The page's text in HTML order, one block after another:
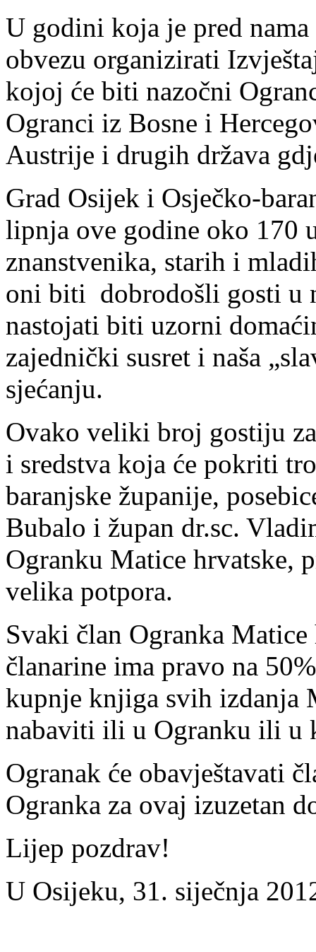
U godini koja je pred
obvezu organizirati
kojoj će biti nazočni
Ogranci iz Bosne i
Austrije i drugih država
Grad Osijek i Osječko-
lipnja ove godine oko 170
znanstvenika, starih i
oni biti dobrodošli gosti u
nastojati biti uzorni
zajednički susret i naša
sjećanju.
Ovako veliki broj gostiju
i sredstva koja će pokriti
baranjske županije,
Bubalo i župan dr.sc.
Ogranku Matice hrvatske,
velika potpora.
Svaki član Ogranka
članarine ima pravo na
kupnje knjiga svih izdanja
nabaviti ili u Ogranku ili u
Ogranak će obavještavati
Ogranka za ovaj izuzetan
Lijep pozdrav!
U Osijeku, 31. siječnja